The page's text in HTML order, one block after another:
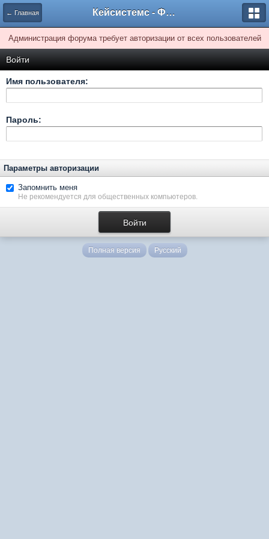
← Главная Кейсистемс - Форумы
Администрация форума требует авторизации от всех пользователей
Войти
Имя пользователя:
Пароль:
Параметры авторизации
Запомнить меня
Не рекомендуется для общественных компьютеров.
Полная версия Русский